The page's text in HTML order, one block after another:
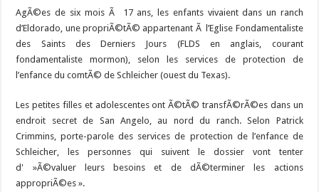
AgÃ©es de six mois Ã 17 ans, les enfants vivaient dans un ranch
d’Eldorado, une propriÃ©tÃ© appartenant Ã l’Eglise Fondamentaliste
des Saints des Derniers Jours (FLDS en anglais, courant
fondamentaliste mormon), selon les services de protection de
l’enfance du comtÃ© de Schleicher (ouest du Texas).
Les petites filles et adolescentes ont Ã©tÃ© transfÃ©rÃ©es dans un
endroit secret de San Angelo, au nord du ranch. Selon Patrick
Crimmins, porte-parole des services de protection de l’enfance de
Schleicher, les personnes qui suivent le dossier vont tenter
d' »Ã©valuer leurs besoins et de dÃ©terminer les actions
appropriÃ©es ».